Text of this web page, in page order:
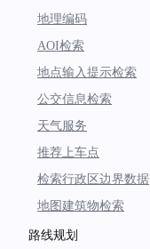
地理编码
AOI检索
地点输入提示检索
公交信息检索
天气服务
推荐上车点
检索行政区边界数据
地图建筑物检索
路线规划